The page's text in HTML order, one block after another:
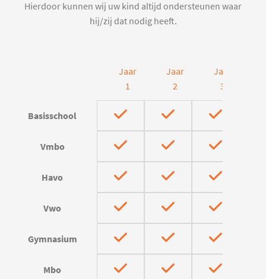
Hierdoor kunnen wij uw kind altijd ondersteunen waar
hij/zij dat nodig heeft.
Jaar
1
Jaar
2
Jaar
3
Basisschool
Vmbo
Havo
Vwo
Gymnasium
Mbo